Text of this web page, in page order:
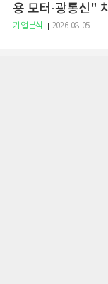
용 모터·광통신"
기업분석 2026-08-05